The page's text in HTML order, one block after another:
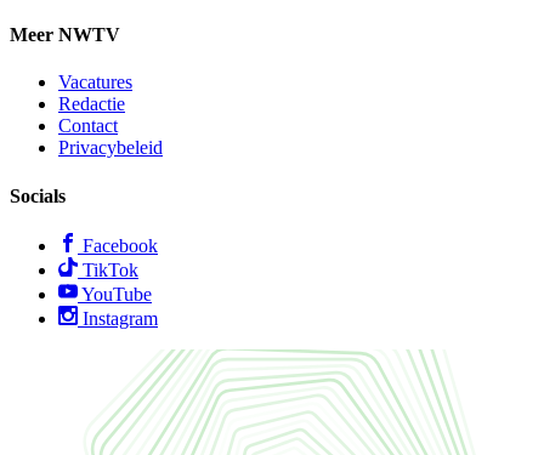
Meer NWTV
Vacatures
Redactie
Contact
Privacybeleid
Socials
Facebook
TikTok
YouTube
Instagram